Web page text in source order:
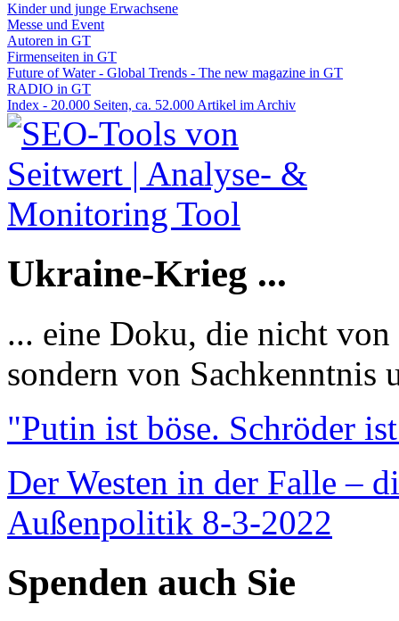
Kinder und junge Erwachsene
Messe und Event
Autoren in GT
Firmenseiten in GT
Future of Water - Global Trends - The new magazine in GT
RADIO in GT
Index - 20.000 Seiten, ca. 52.000 Artikel im Archiv
Ukraine-Krieg ...
... eine Doku, die nicht
sondern von Sachkenntnis
"Putin ist böse. Schröder
Der Westen in der Falle –
Außenpolitik 8-3-2022
Spenden auch Sie